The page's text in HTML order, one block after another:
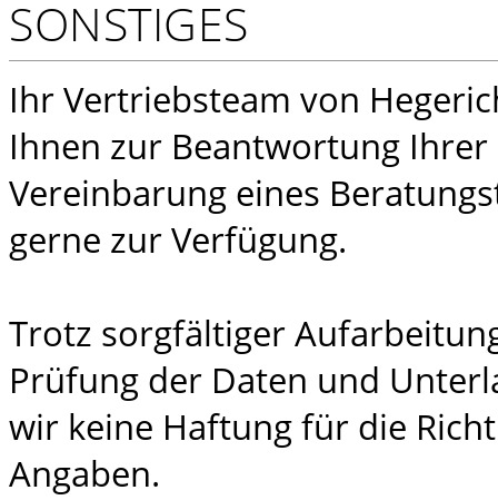
SONSTIGES
Ihr Vertriebsteam von
Ihnen zur Beantwortung
Vereinbarung eines
gerne zur Verfügung.
Trotz sorgfältiger
Prüfung der Daten und
wir keine Haftung für die
Angaben.